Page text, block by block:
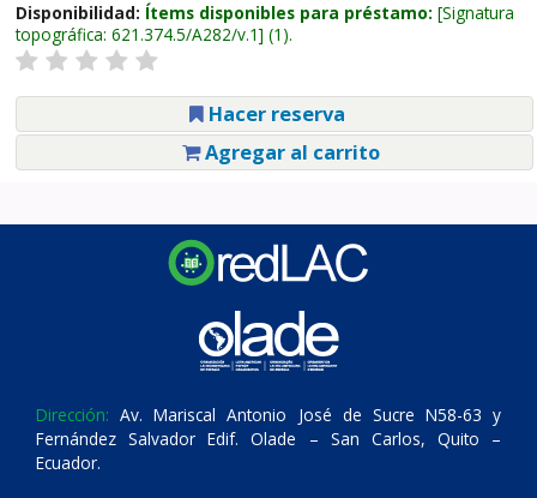
Disponibilidad: Ítems disponibles para préstamo: Signatura
topográfica: 621.374.5/A282/v.1 (1).
Hacer reserva
Agregar al carrito
Dirección: Av. Mariscal Antonio José de Sucre N58-63 y
Fernández Salvador Edif. Olade – San Carlos, Quito –
Ecuador.